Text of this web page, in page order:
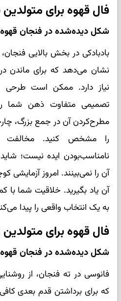
فال قهوه برای
شکل دیده‌شده در فنجان
بادبادکی در بخش بالایی فنجان،
نشان می‌دهد که برای ماندن
نیاز دارد. ممکن است طرحی
تصمیمی متفاوت ذهن شما
مطرح‌کردن آن در جمع بزرگ،
را مشخص کنید. مخالفت
نامناسب‌بودن ایده نیست؛
آن را نمی‌بینند. امروز آزمایشی
آن یاد بگیرید. خلاقیت شما با
به یک انتخاب واقعی را پیدا
فال قهوه برای
شکل دیده‌شده در فنجان
فانوسی در ته فنجان، از
که برای برداشتن قدم بعدی